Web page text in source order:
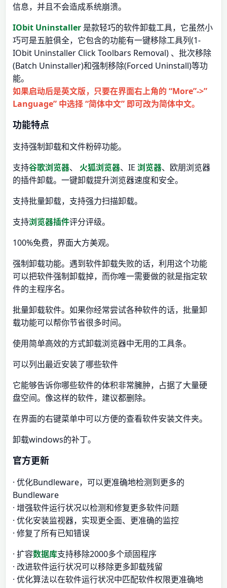
信息，并且不会造成系统崩溃。
IObit Uninstaller 是款轻巧的软件卸载工具，它虽然小
巧可是五脏俱全，它包含的功能有一键移除工具列(1-
IObit Uninstaller Click Toolbars Removal) 、批次移除
(Batch Uninstaller)和强制移除(Forced Uninstall)等功
能。
如果启动后是英文版，只要在界面右上角的 “More”->”
Language” 中选择 “简体中文” 即可改为简体中文。
功能特点
支持强制卸载和文件粉碎功能。
支持谷歌浏览器、 火狐浏览器、IE 浏览器、欧朋浏览器
的插件卸载。一键卸载提升浏览器速度和安全。
支持批量卸载，支持强力扫描卸载。
支持浏览器插件评分评级。
100%免费，界面大方美观。
强制卸载功能。遇到软件卸载失败的话，利用这个功能
可以把软件强制卸载掉，而你唯一需要做的就是指定软
件的主程序名。
批量卸载软件。如果你经常尝试各种软件的话，批量卸
载功能可以帮你节省很多时间。
使用简单高效的方式卸载浏览器中无用的工具条。
可以列出最近安装了哪些软件
它能够告诉你哪些软件的体积非常臃肿，占据了大量硬
盘空间。像这样的软件，建议都删除。
在界面的右键菜单中可以方便的查看软件安装文件夹。
卸载windows的补丁。
官方更新
· 优化Bundleware，可以更准确地检测到更多的
Bundleware
· 增强软件运行状况以检测和修复更多软件问题
· 优化安装监视器，实现更全面、更准确的监控
· 修复了所有已知错误
· 扩容数据库支持移除2000多个顽固程序
· 改进软件运行状况可以移除更多卸载残留
· 优化算法以在软件运行状况中匹配软件权限更准确地